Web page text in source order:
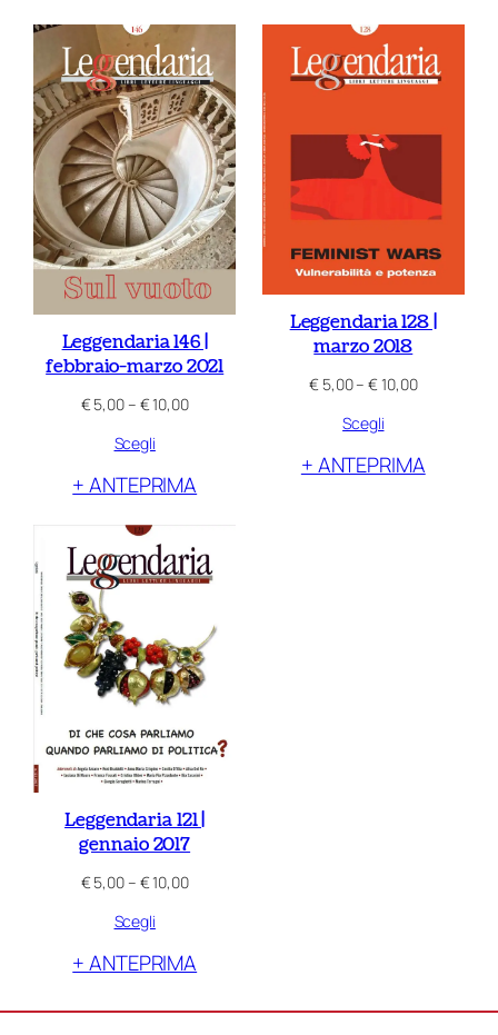
€ 11,00
Leggendaria 146 |
febbraio-marzo 2021
€5,00– €10,00Fascia
€ 5,00
Scegli
+ ANTEPRIMA
Leggendaria 128 |
marzo 2018
€5,00– €10,00Fascia
€ 5,00
Scegli
+ ANTEPRIMA
Leggendaria 121 |
gennaio 2017
€5,00– €10,00Fascia
€ 5,00
€ 10,00
Scegli
+ ANTEPRIMA